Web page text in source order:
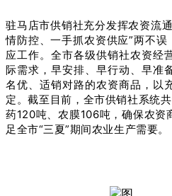
驻马店市供销社充分发挥农资流
情防控、一手抓农资供应”两不误
应工作。全市各级供销社农资经
际需求，早安排、早行动、早准
名优、适销对路的农资商品，以
定。截至目前，全市供销社系统
药120吨、农膜106吨，确保农资
足全市“三夏”期间农业生产需要。